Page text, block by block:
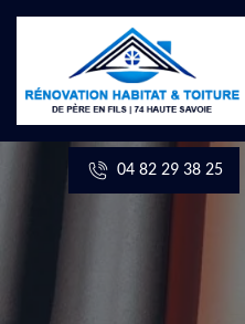
04 82 29 38 25